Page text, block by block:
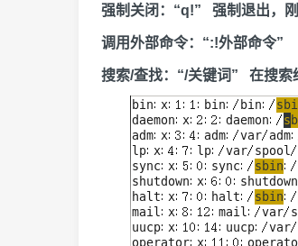
强制关闭：“q!” 强制退出，
调用外部命令：“:!外部命令”
搜索/查找：“/关键词” 在搜